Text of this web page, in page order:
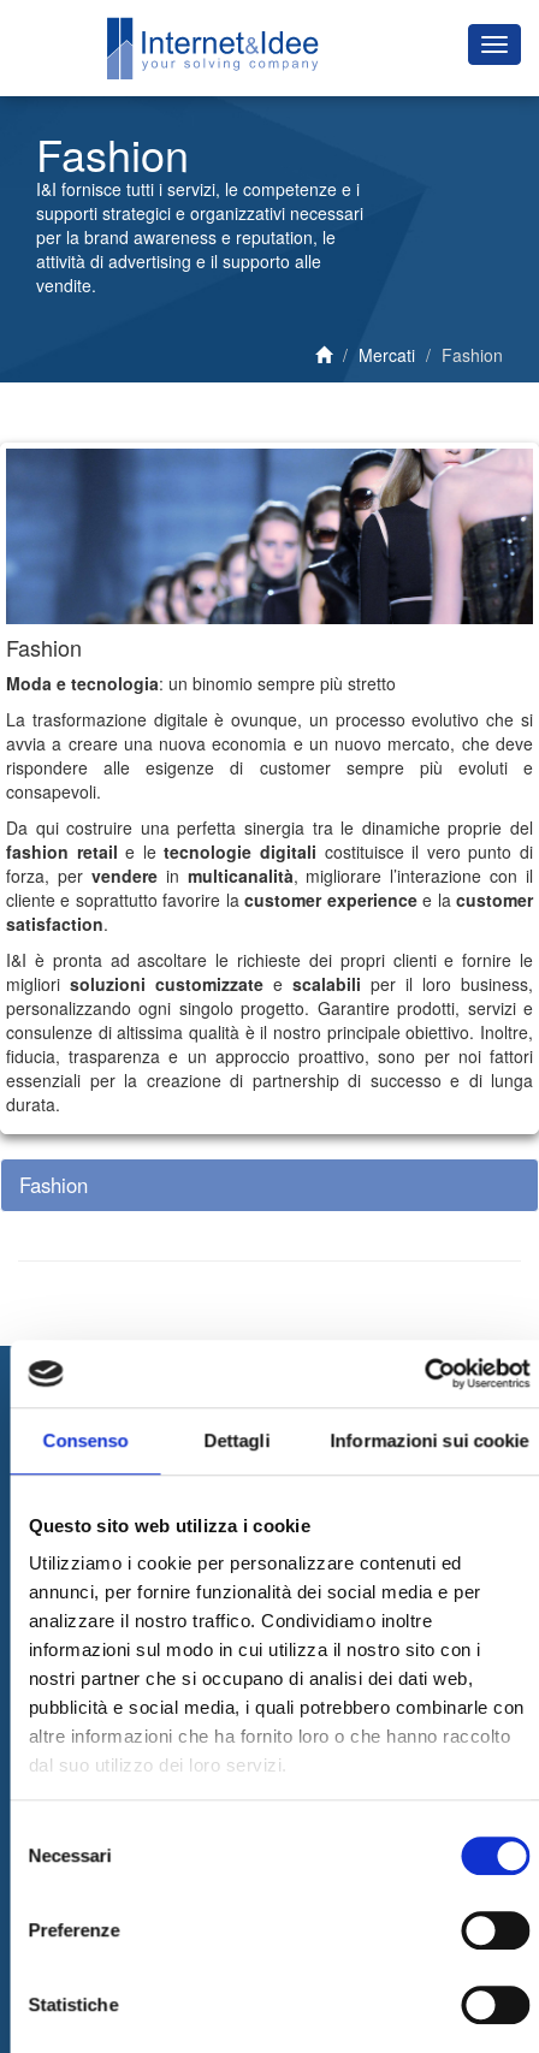
Consenso Dettagli Informazioni sui cookie
Questo sito web utilizza i cookie
Utilizziamo i cookie per personalizzare contenuti ed
annunci, per fornire funzionalità dei social media e per
analizzare il nostro traffico. Condividiamo inoltre
informazioni sul modo in cui utilizza il nostro sito con i
nostri partner che si occupano di analisi dei dati web,
pubblicità e social media, i quali potrebbero combinarle con
altre informazioni che ha fornito loro o che hanno raccolto
dal suo utilizzo dei loro servizi.
delNecessari
Preferenze
Statistiche
Fashion
I&I fornisce tutti i servizi, le competenze e i
supporti strategici e organizzativi necessari
per la brand awareness e reputation, le
attività di advertising e il supporto alle
vendite.
Mercati Fashion
Fashion
Moda e tecnologia: un binomio sempre più stretto
La trasformazione digitale è ovunque, un processo evolutivo che si
avvia a creare una nuova economia e un nuovo mercato, che deve
rispondere alle esigenze di customer sempre più evoluti e
consapevoli.
Da qui costruire una perfetta sinergia tra le dinamiche proprie del
fashion retaile letecnologie digitali costituisce il vero punto di
forza, per venderein multicanalità, migliorare l’interazione con il
cliente e soprattutto favorire lacustomer experiencee lacustomer
satisfaction.
I&I è pronta ad ascoltare le richieste dei propri clienti e fornire le
migliori soluzioni customizzate e scalabili per il loro business,
personalizzando ogni singolo progetto. Garantire prodotti, servizi e
consulenze di altissima qualità è il nostro principale obiettivo. Inoltre,
fiducia, trasparenza e un approccio proattivo, sono per noi fattori
essenziali per la creazione di partnership di successo e di lunga
durata.
Fashion
Internet & Idee promuove l'innovazione progettando e realizzando
soluzioni innovative, erogando consulenza ed outsourcing per
supportare il business dei propri clienti grazie ad un team di
professionisti di riconosciuto valore.
Ultime News
05/08/2026
Internet & Idee è Main Sponsor di ECML PKDD 2026
17/03/2026
Internet & Idee tra le "Aziende Stelle del Sud 2026" di Il Sole 24
SITEMAP